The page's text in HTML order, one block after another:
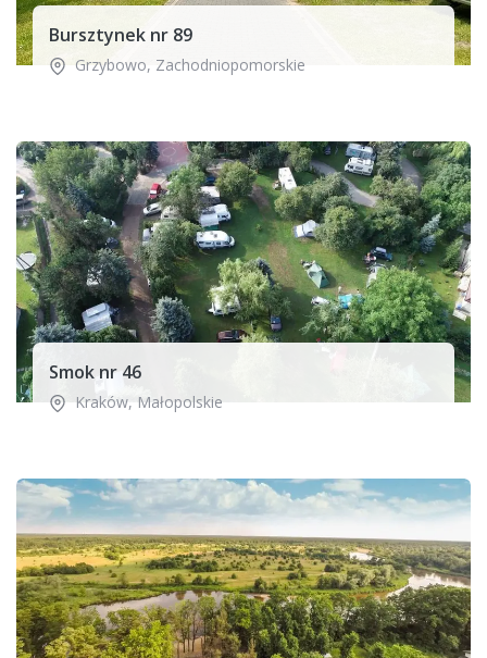
Bursztynek nr 89
Grzybowo, Zachodniopomorskie
Smok nr 46
Kraków, Małopolskie